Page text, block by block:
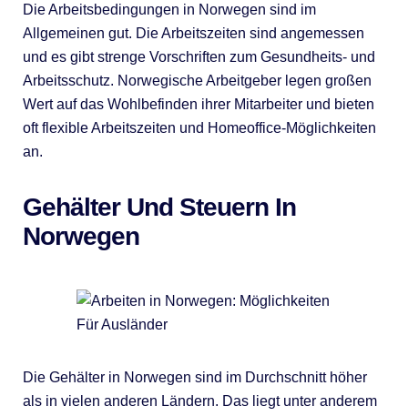
Die Arbeitsbedingungen in Norwegen sind im
Allgemeinen gut. Die Arbeitszeiten sind angemessen
und es gibt strenge Vorschriften zum Gesundheits- und
Arbeitsschutz. Norwegische Arbeitgeber legen großen
Wert auf das Wohlbefinden ihrer Mitarbeiter und bieten
oft flexible Arbeitszeiten und Homeoffice-Möglichkeiten
an.
Gehälter Und Steuern In
Norwegen
Die Gehälter in Norwegen sind im Durchschnitt höher
als in vielen anderen Ländern. Das liegt unter anderem